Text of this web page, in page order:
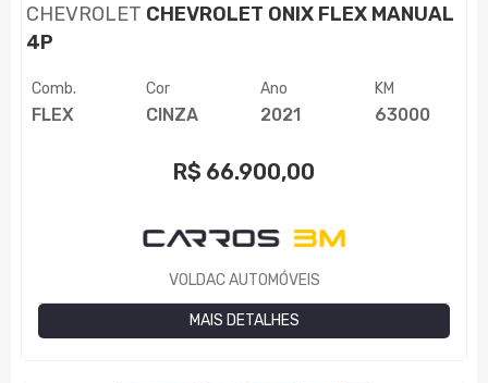
CHEVROLET CHEVROLET ONIX FLEX MANUAL
4P
Comb.
FLEX
Cor
CINZA
Ano
2021
KM
63000
R$ 66.900,00
VOLDAC AUTOMÓVEIS
MAIS DETALHES